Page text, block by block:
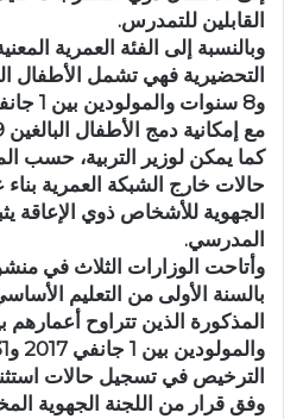
القابلين للتمدرس.
وبالنسبة إلى الفئة العمرية
مع إمكانية دمج الأطفال البالغين 9 سنوات بصفة استثنائية.
كما يمكن لوزير التربية، حسب
حالات خارج الشبكة العمرية
الجهوية للأشخاص ذوي الإعاقة
المدرسي.
وأتاحت الوزارات الثلاث في
بالسنة الأولى من التعليم
الترخيص في تسجيل حالات
وفق قرار من اللجنة الجهوية